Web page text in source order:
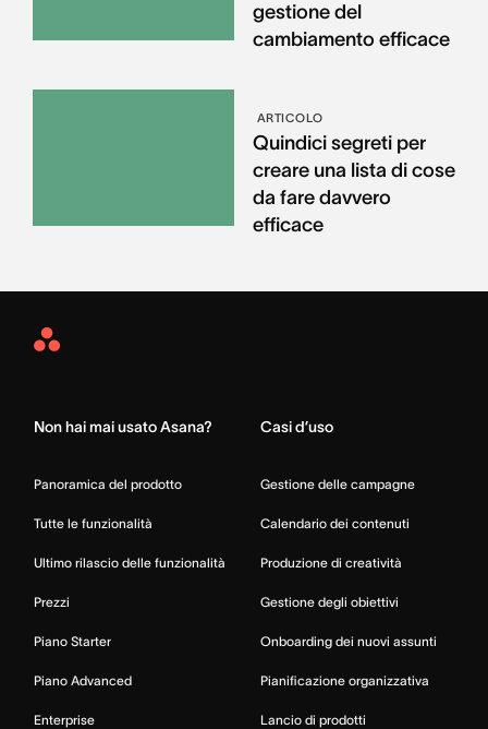
gestione del
cambiamento efficace
ARTICOLO
Quindici segreti per
creare una lista di cose
da fare davvero
efficace
Asana
Non hai mai usato Asana?
Panoramica del prodotto
Tutte le funzionalità
Ultimo rilascio delle funzionalità
Prezzi
Piano Starter
Piano Advanced
Enterprise
Casi d’uso
Gestione delle campagne
Calendario dei contenuti
Produzione di creatività
Gestione degli obiettivi
Onboarding dei nuovi assunti
Pianificazione organizzativa
Lancio di prodotti